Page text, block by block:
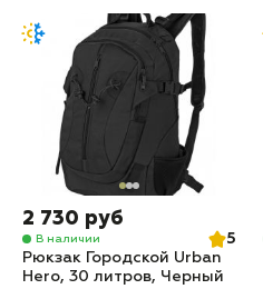
2 730 руб
В наличии
5
Рюкзак Городской Urban
Hero, 30 литров, Черный